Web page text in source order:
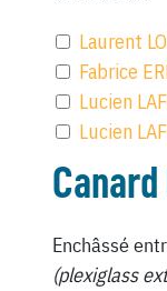
Laurent
Fabrice
Lucien
Lucien
Enchâssé
(plexiglass